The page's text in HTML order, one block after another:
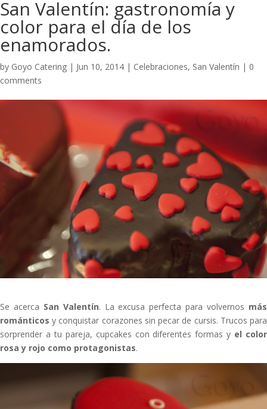
San Valentín: gastronomía y
color para el día de los
enamorados.
by Goyo Catering | Jun 10, 2014 | Celebraciones, San Valentín | 0
comments
Se acerca San Valentín. La excusa perfecta para volvernos más
románticos y conquistar corazones sin pecar de cursis. Trucos para
sorprender a tu pareja, cupcakes con diferentes formas y el color
rosa y rojo como protagonistas.